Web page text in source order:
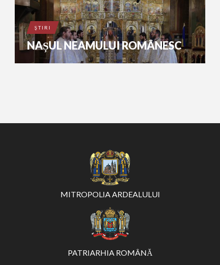
ŞTIRI
NAȘUL NEAMULUI ROMÂNESC
MITROPOLIA ARDEALULUI
PATRIARHIA ROMÂNĂ